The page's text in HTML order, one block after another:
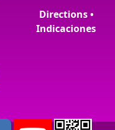
Directions •
Indicaciones